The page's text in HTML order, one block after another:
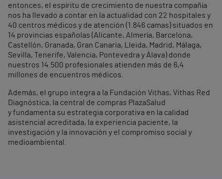
entonces, el espíritu de crecimiento de nuestra compañía
nos ha llevado a contar en la actualidad con 22 hospitales y
40 centros médicos y de atención (1.846 camas) situados en
14 provincias españolas (Alicante, Almería, Barcelona,
Castellón, Granada, Gran Canaria, Lleida, Madrid, Málaga,
Sevilla, Tenerife, Valencia, Pontevedra y Álava) donde
nuestros 14.500 profesionales atienden más de 6,4
millones de encuentros médicos.
Además, el grupo integra a la Fundación Vithas, Vithas Red
Diagnóstica, la central de compras PlazaSalud
y fundamenta su estrategia corporativa en la calidad
asistencial acreditada, la experiencia paciente, la
investigación y la innovación y el compromiso social y
medioambiental.